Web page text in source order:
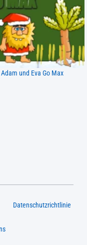
Adam und Eva Go Max
Datenschutzrichtlinie